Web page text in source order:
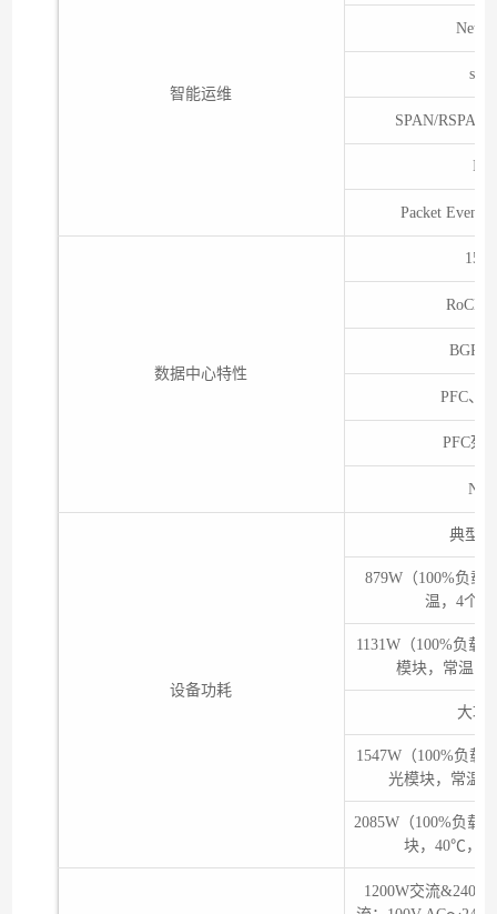
智能运维
SPAN/
Packet Event
数据中心特性
RoCE
BGP-
PFC、
PFC死
设备功耗
典型
879W（100%负载
温，4个
1131W（100%负载
模块，常温，
大功
1547W（100%负载
光模块，常温
2085W（100%负载
块，40℃，4
1200W交流&240V